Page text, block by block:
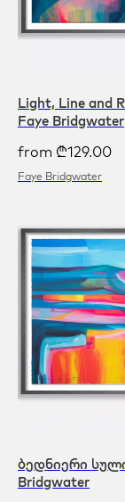
Light, Line and
Faye Bridgwater
from ₾129.00
Faye Bridgwater
ბედნიერი
Bridgwater